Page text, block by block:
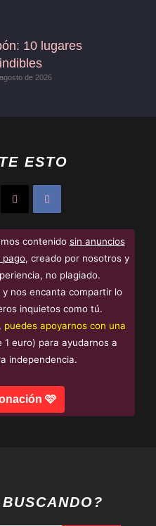
10 lugares
de 2026
ESTO
contenido sin anuncios
pago, creado por nosotros y
no plagiado.
nos encanta compartir lo
inquietos como tú.
puedes apoyarnos con una
1 euro) para ayudarnos a
independencia.
🩷